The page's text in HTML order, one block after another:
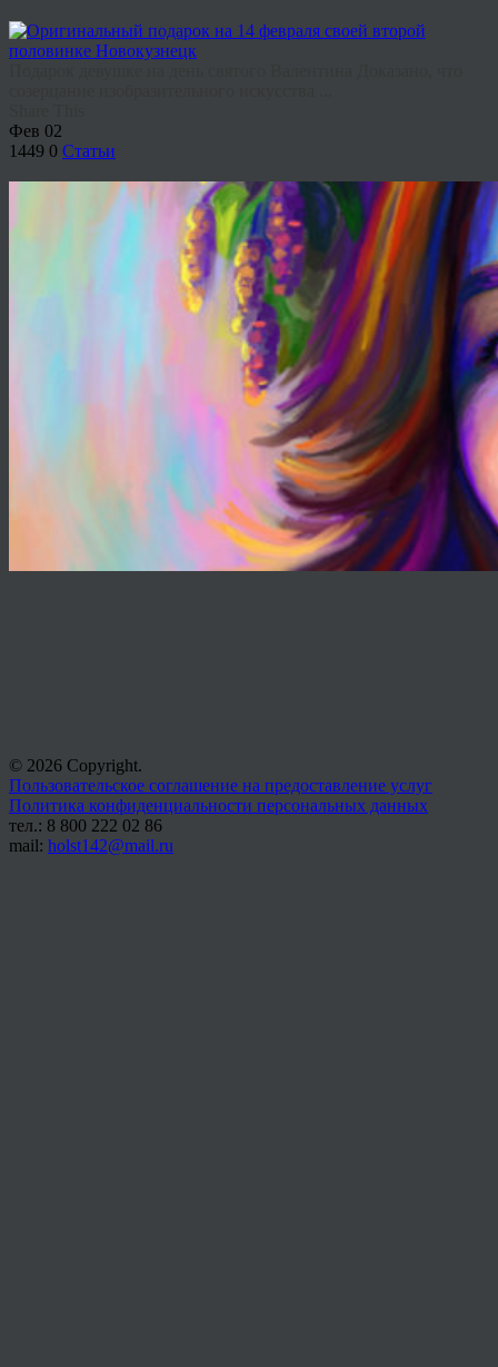
Фев 02
1449 0 Статьи
© 2026 Copyright.
Пользовательское соглашение на предоставление услуг
Политика конфиденциальности персональных данных
тел.: 8 800 222 02 86
mail: holst142@mail.ru